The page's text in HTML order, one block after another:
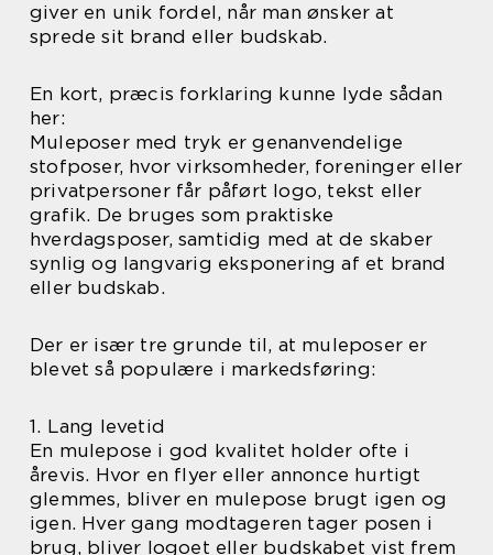
giver en unik fordel, når man ønsker at
sprede sit brand eller budskab.
En kort, præcis forklaring kunne lyde sådan
her:
Muleposer med tryk er genanvendelige
stofposer, hvor virksomheder, foreninger eller
privatpersoner får påført logo, tekst eller
grafik. De bruges som praktiske
hverdagsposer, samtidig med at de skaber
synlig og langvarig eksponering af et brand
eller budskab.
Der er især tre grunde til, at muleposer er
blevet så populære i markedsføring:
1. Lang levetid
En mulepose i god kvalitet holder ofte i
årevis. Hvor en flyer eller annonce hurtigt
glemmes, bliver en mulepose brugt igen og
igen. Hver gang modtageren tager posen i
brug, bliver logoet eller budskabet vist frem